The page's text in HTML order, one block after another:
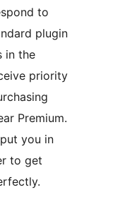
to
plugin
in the
priority
Premium.
you in
to get